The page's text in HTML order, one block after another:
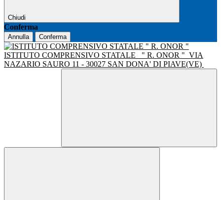
Chiudi
Conferma
Annulla Conferma
ISTITUTO COMPRENSIVO STATALE " R. ONOR " VIA
NAZARIO SAURO 11 - 30027 SAN DONA' DI PIAVE(VE)